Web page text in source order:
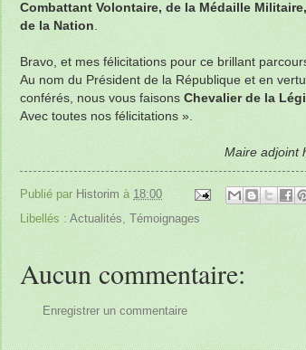
Combattant Volontaire, de la Médaille
de la Nation
Bravo, et mes félicitations pour ce brillant
Au nom du Président de la République et en
conférés, nous vous faisons Chevalier de la
Avec toutes nos félicitations ».
Maire adjoint
Publié par Historim à 18:00
Libellés : Actualités, Témoignages
Aucun commentaire:
Enregistrer un commentaire